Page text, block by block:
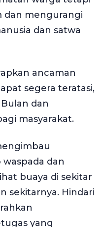
dan mengurangi
dan satwa
ancaman
segera teratasi,
dan
masyarakat.
dan
buaya di sekitar
sekitarnya. Hindari
yang